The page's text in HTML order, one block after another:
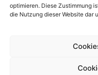
optimieren. Diese Zustimmung
die Nutzung dieser Website dar
Your Review *